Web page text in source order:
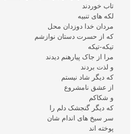
تاب خوردند
لکه های تنبیه
مردان خدا دوزدان محل
که از حسرت دستان نوازشم
تیکه-تیکه
مرا از جاک پیارهنم دیدند
و لذت بردند
که دیگر شاد نیستم
از عشق نامشروع
و شکاکم
که دیگر گنجشک دلم را
سر سیخ های اندام شان
پوخته اند